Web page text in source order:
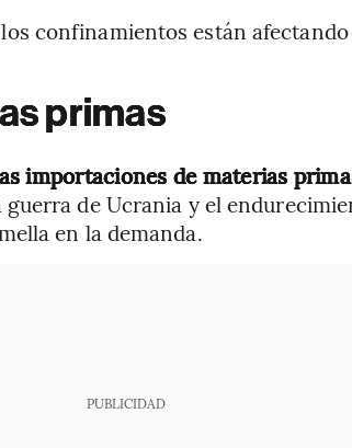
confinamientos están
primas
importaciones de materias
de Ucrania y el
en la demanda.
PUBLICIDAD